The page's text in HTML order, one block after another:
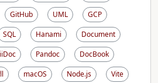
GitHub UML
GCP
SQL Hanami
Document
Pandoc
DocBook
macOS Node.js
Vite